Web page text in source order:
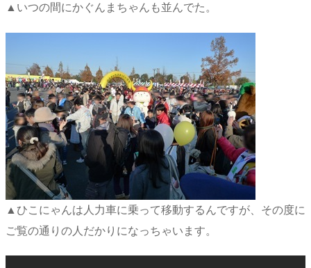
▲いつの間にかぐんまちゃんも並んでた。
▲ひこにゃんは人力車に乗って移動するんですが、その度に
ご覧の通りの人だかりになっちゃいます。